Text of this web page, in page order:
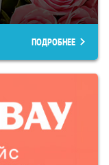
ПОДРОБНЕЕ